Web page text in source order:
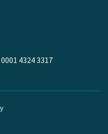
4324 3317